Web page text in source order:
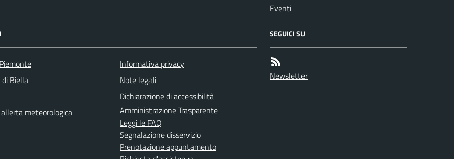
Eventi
Biella
meteorologica
Informativa privacy
Note legali
Dichiarazione di accessibilità
Amministrazione Trasparente
Leggi le FAQ
Segnalazione disservizio
Prenotazione appuntamento
SEGUICI SU
Newsletter